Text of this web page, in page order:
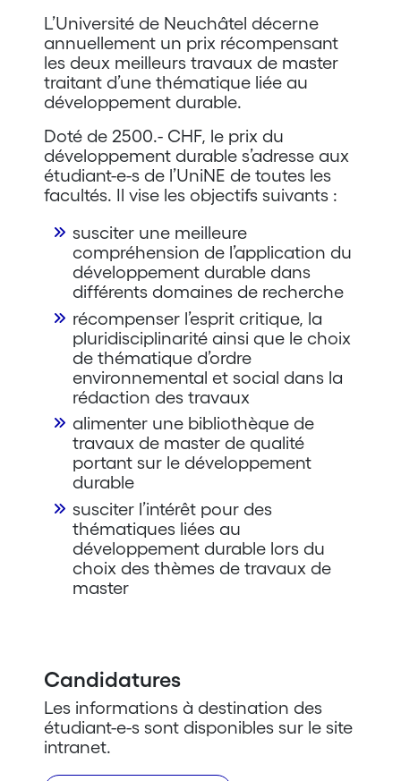
L’Université de Neuchâtel décerne
annuellement un prix récompensant
les deux meilleurs travaux de master
traitant d’une thématique liée au
développement durable.
Doté de 2500.- CHF, le prix du
développement durable s’adresse aux
étudiant-e-s de l’UniNE de toutes les
facultés. Il vise les objectifs suivants :
susciter une meilleure
compréhension de l’application du
développement durable dans
différents domaines de recherche
récompenser l’esprit critique, la
pluridisciplinarité ainsi que le choix
de thématique d’ordre
environnemental et social dans la
rédaction des travaux
alimenter une bibliothèque de
travaux de master de qualité
portant sur le développement
durable
susciter l’intérêt pour des
thématiques liées au
développement durable lors du
choix des thèmes de travaux de
master
Candidatures
Les informations à destination des
étudiant-e-s sont disponibles sur le site
intranet.